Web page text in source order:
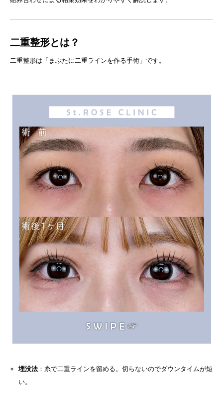
二重整形とは？
二重整形は「まぶたに二重ラインを作る手術」です。
埋没法：糸で二重ラインを留める。切らないのでダウンタイムが短
い。